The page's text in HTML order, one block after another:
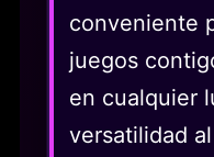
conveniente
juegos
en cualquier
versatilidad